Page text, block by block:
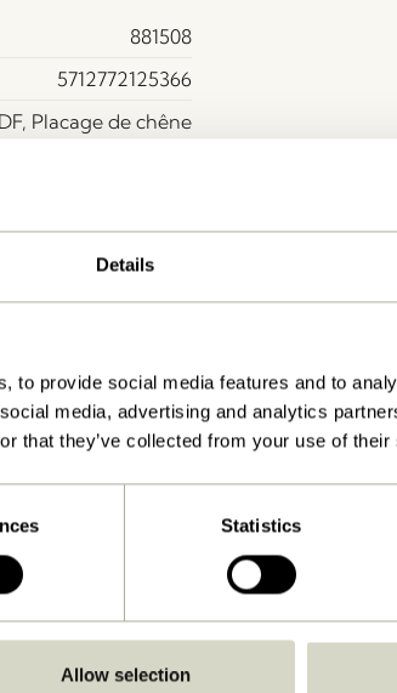
Details
to provide social media features and to
media, advertising and analytics
that they’ve collected from your use of
Statistics
Allow selection
881508
5712772125366
Placage de chêne
18
Non
Voir les instructions